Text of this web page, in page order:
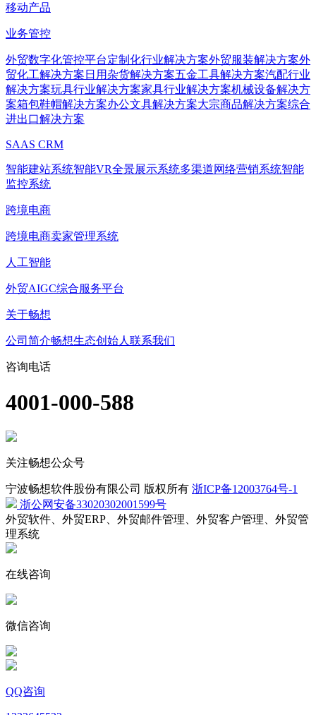
移动产品
业务管控
外贸数字化管控平台定制化行业解决方案外贸服装解决方案外
贸化工解决方案 日用杂货解决方案五金工具解决方案汽配行业
解决方案玩具行业解决方案家具行业解决方案机械设备解决方
案箱包鞋帽解决方案办公文具解决方案大宗商品解决方案综合
进出口解决方案
SAAS CRM
智能建站系统智能VR全景展示系统多渠道网络营销系统智能
监控系统
跨境电商
跨境电商卖家管理系统
人工智能
外贸AIGC综合服务平台
关于畅想
公司简介畅想生态创始人 联系我们
咨询电话
4001-000-588
关注畅想公众号
宁波畅想软件股份有限公司 版权所有 浙ICP备12003764号-1
浙公网安备33020302001599号
外贸软件、外贸ERP、外贸邮件管理、外贸客户管理、外贸管
理系统
在线咨询
微信咨询
QQ咨询